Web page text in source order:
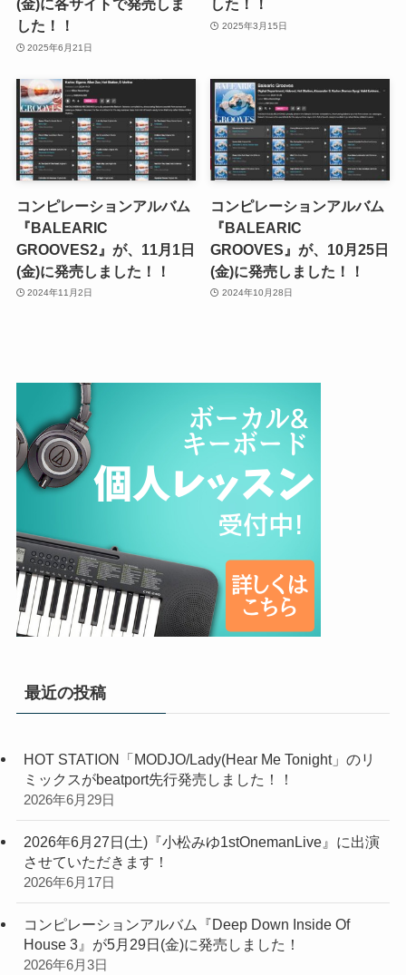
(金)に各サイトで発売しま
した！！
2025年6月21日
した！！
2025年3月15日
コンピレーションアルバム
『BALEARIC
GROOVES2』が、11月1日
(金)に発売しました！！
2024年11月2日
コンピレーションアルバム
『BALEARIC
GROOVES』が、10月25日
(金)に発売しました！！
2024年10月28日
最近の投稿
HOT STATION「MODJO/Lady(Hear Me Tonight」のリ
ミックスがbeatport先行発売しました！！
2026年6月29日
2026年6月27日(土)『小松みゆ1stOnemanLive』に出演
させていただきます！
2026年6月17日
コンピレーションアルバム『Deep Down Inside Of
House 3』が5月29日(金)に発売しました！
2026年6月3日